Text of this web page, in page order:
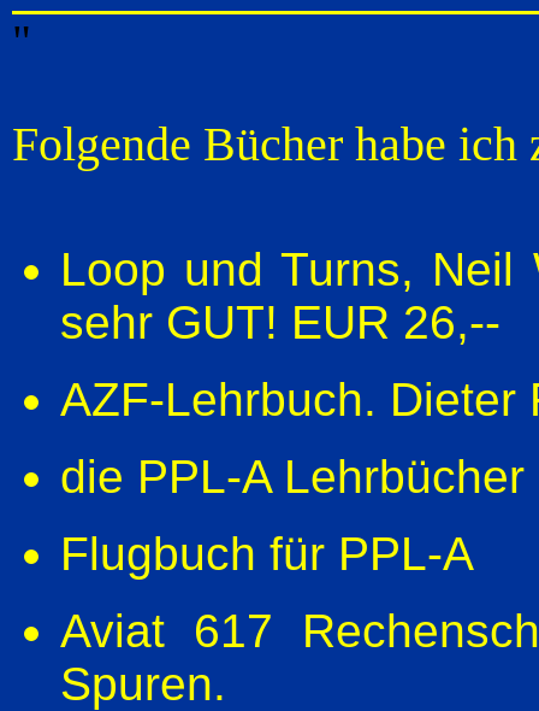
"
Folgende Bücher habe
Loop und Turns, Neil
sehr GUT! EUR 26,--
AZF-Lehrbuch. Dieter
die PPL-A Lehrbücher
Flugbuch für PPL-A
Aviat 617
Spuren.